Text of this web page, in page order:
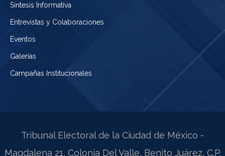
Síntesis Informativa
Entrevistas y Colaboraciones
Eventos
Galerías
Campañas Institucionales
Tribunal Electoral de la Ciudad de México -
Magdalena 21, Colonia Del Valle, Benito Juárez, C.P.